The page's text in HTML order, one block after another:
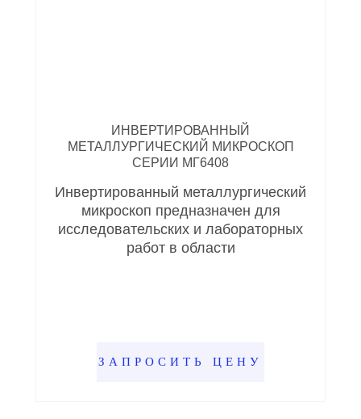
ИНВЕРТИРОВАННЫЙ
МЕТАЛЛУРГИЧЕСКИЙ МИКРОСКОП
СЕРИИ МГ6408
Инвертированный металлургический
микроскоп предназначен для
исследовательских и лабораторных
работ в области
ЗАПРОСИТЬ ЦЕНУ